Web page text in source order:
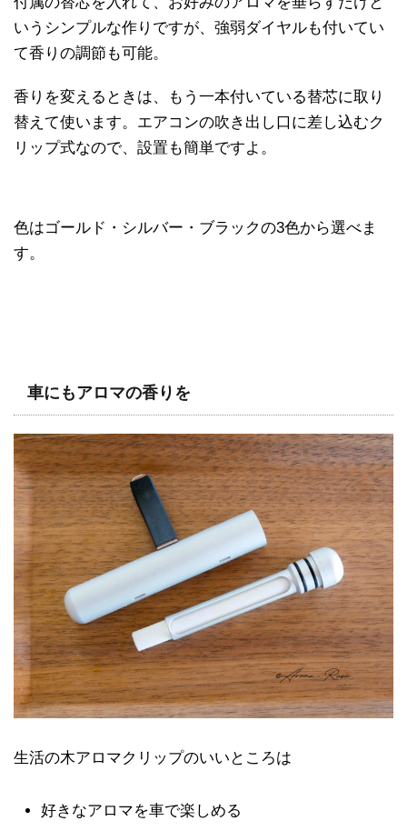
いうシンプルな作りですが、強弱ダイヤルも付いてい
て香りの調節も可能。
香りを変えるときは、もう一本付いている替芯に取り
替えて使います。エアコンの吹き出し口に差し込むク
リップ式なので、設置も簡単ですよ。
色はゴールド・シルバー・ブラックの3色から選べま
す。
車にもアロマの香りを
生活の木アロマクリップのいいところは
好きなアロマを車で楽しめる